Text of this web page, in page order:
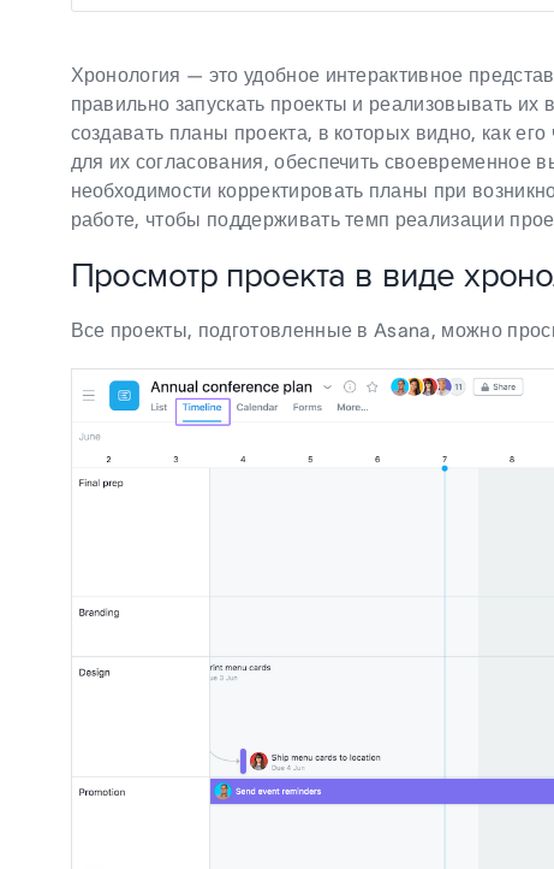
Хронология — это удобное интерактивное
правильно запускать проекты и реализовывать
создавать планы проекта, в которых видно, как
для их согласования, обеспечить своевременное
необходимости корректировать планы при
работе, чтобы поддерживать темп реализации
Просмотр проекта в виде
Все проекты, подготовленные в Asana, можно